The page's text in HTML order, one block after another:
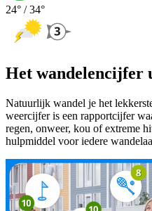
24° /34°
Het wandelencijfer
Natuurlijk wandel je het
weercijfer is een rapportcijfer
regen, onweer, kou of extreme
hulpmiddel voor iedere